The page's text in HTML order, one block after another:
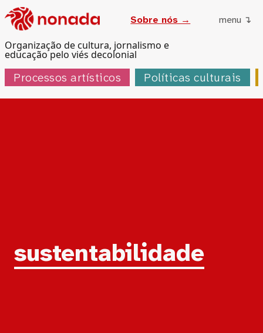
Organização de cultura, jornalismo e
educação pelo viés decolonial
Sobre nós → menu ↴
Processos artísticos Políticas culturais
Tag:
sustentabilidade